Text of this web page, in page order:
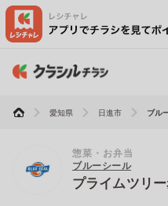
愛知県 日進市 ブル
惣菜・お弁当
ブルーシール
プライムツリ